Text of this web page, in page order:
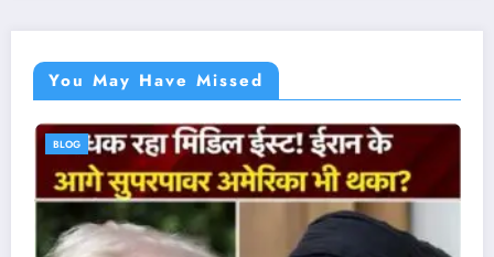
You May Have Missed
BLOG